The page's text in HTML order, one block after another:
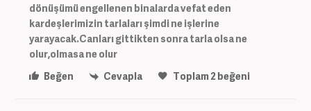
dönüşümü engellenen binalarda vefat eden
kardeşlerimizin tarlaları şimdi ne işlerine
yarayacak.Canları gittikten sonra tarla olsa ne
olur,olmasa ne olur
Beğen
Cevapla Toplam2beğeni